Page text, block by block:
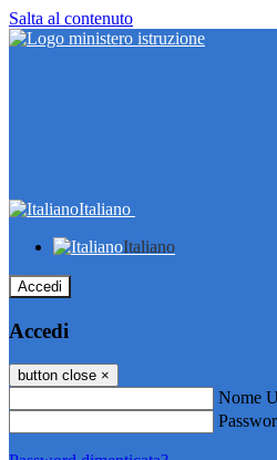
Salta al contenuto
Italiano
Italiano
Accedi
Accedi
button close ×
Nome